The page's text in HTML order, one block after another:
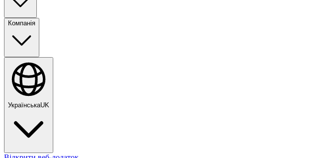
Компанія
УкраїнськаUK